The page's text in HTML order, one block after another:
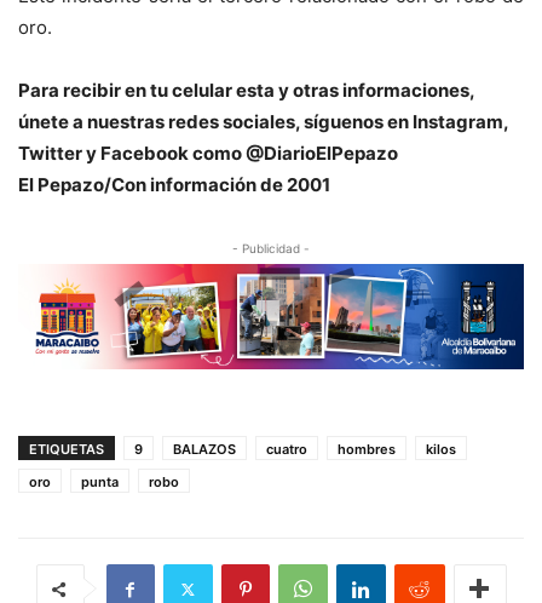
oro.
Para recibir en tu celular esta y otras informaciones,
únete a nuestras redes sociales, síguenos en Instagram,
Twitter y Facebook como @DiarioElPepazo
El Pepazo/Con información de 2001
- Publicidad -
ETIQUETAS 9 BALAZOS cuatro hombres
kilos
oro
punta robo